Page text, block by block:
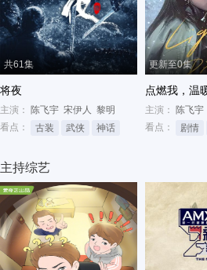
共61集
将夜
主演： 陈飞宇 宋伊人 黎明
看点：
古装 武侠 神话
更新至0集
点燃我，温
主演： 陈飞宇
看点：
剧情
主持综艺